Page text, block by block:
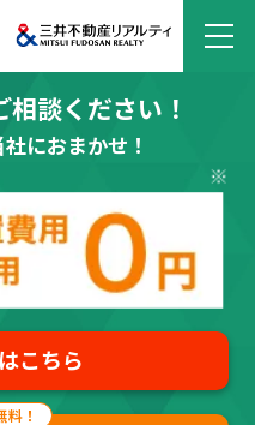
談ください！
におまかせ！
こちら